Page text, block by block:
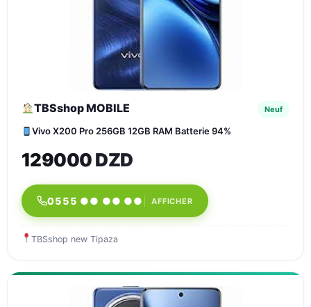
TBSshop MOBILE Neuf
Vivo X200 Pro 256GB 12GB RAM Batterie 94%
129000 DZD
0555 ●● ●● ●● AFFICHER
TBSshop new Tipaza